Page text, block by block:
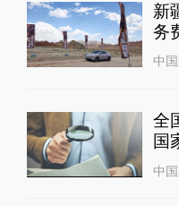
新
务
中
全
国
中